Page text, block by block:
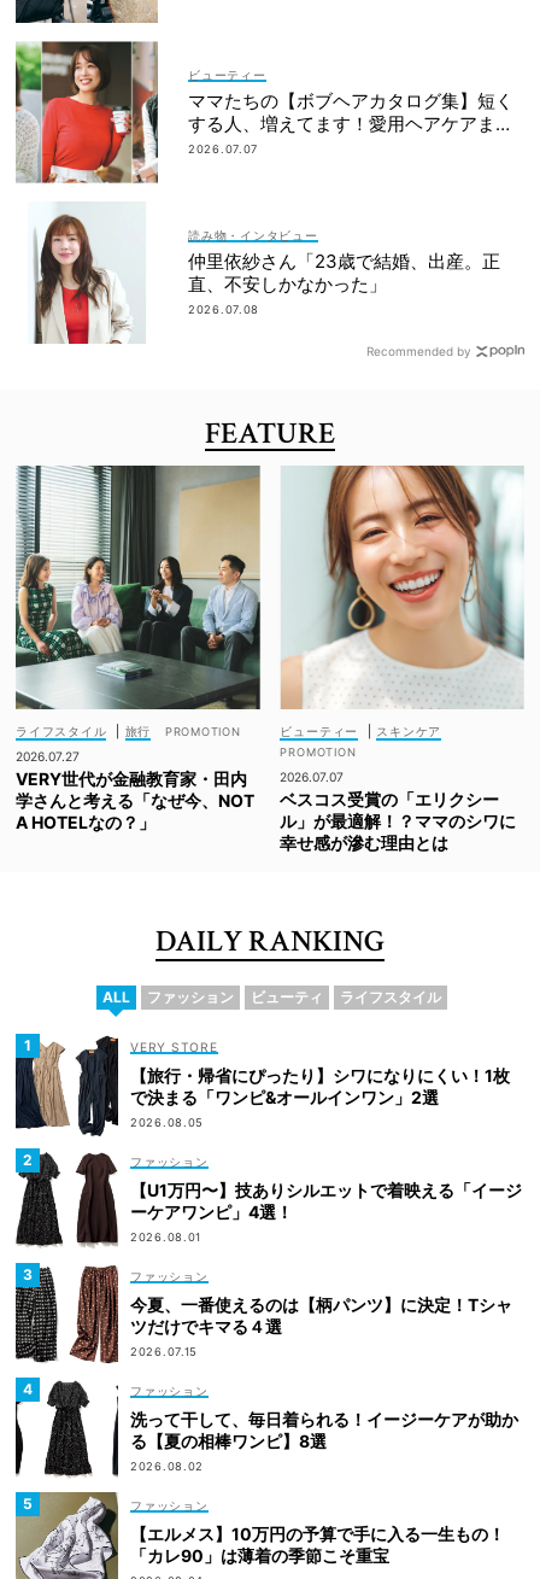
ビューティー
ママたちの【ボブヘアカタログ集】短く
する人、増えてます！愛用ヘアケアまで
全部見せ
2026.07.07
読み物・インタビュー
仲里依紗さん「23歳で結婚、出産。正
直、不安しかなかった」
2026.07.08
Recommended by
FEATURE
ライフスタイル
旅行
2026.07.27
VERY世代が金融教育家・田内
学さんと考える「なぜ今、NOT
A HOTELなの？」
ビューティー スキンケア
2026.07.07
ベスコス受賞の「エリクシー
ル」が最適解！？ママのシワに
幸せ感が滲む理由とは
DAILY RANKING
ALL ファッション ビューティ ライフスタイル
VERY STORE
【旅行・帰省にぴったり】シワになりにくい！1枚
で決まる「ワンピ&オールインワン」2選
2026.08.05
ファッション
【U1万円〜】技ありシルエットで着映える「イージ
ーケアワンピ」4選！
2026.08.01
ファッション
今夏、一番使えるのは【柄パンツ】に決定！Tシャ
ツだけでキマる４選
2026.07.15
ファッション
洗って干して、毎日着られる！イージーケアが助か
る【夏の相棒ワンピ】8選
2026.08.02
ファッション
【エルメス】10万円の予算で手に入る一生もの！
「カレ90」は薄着の季節こそ重宝